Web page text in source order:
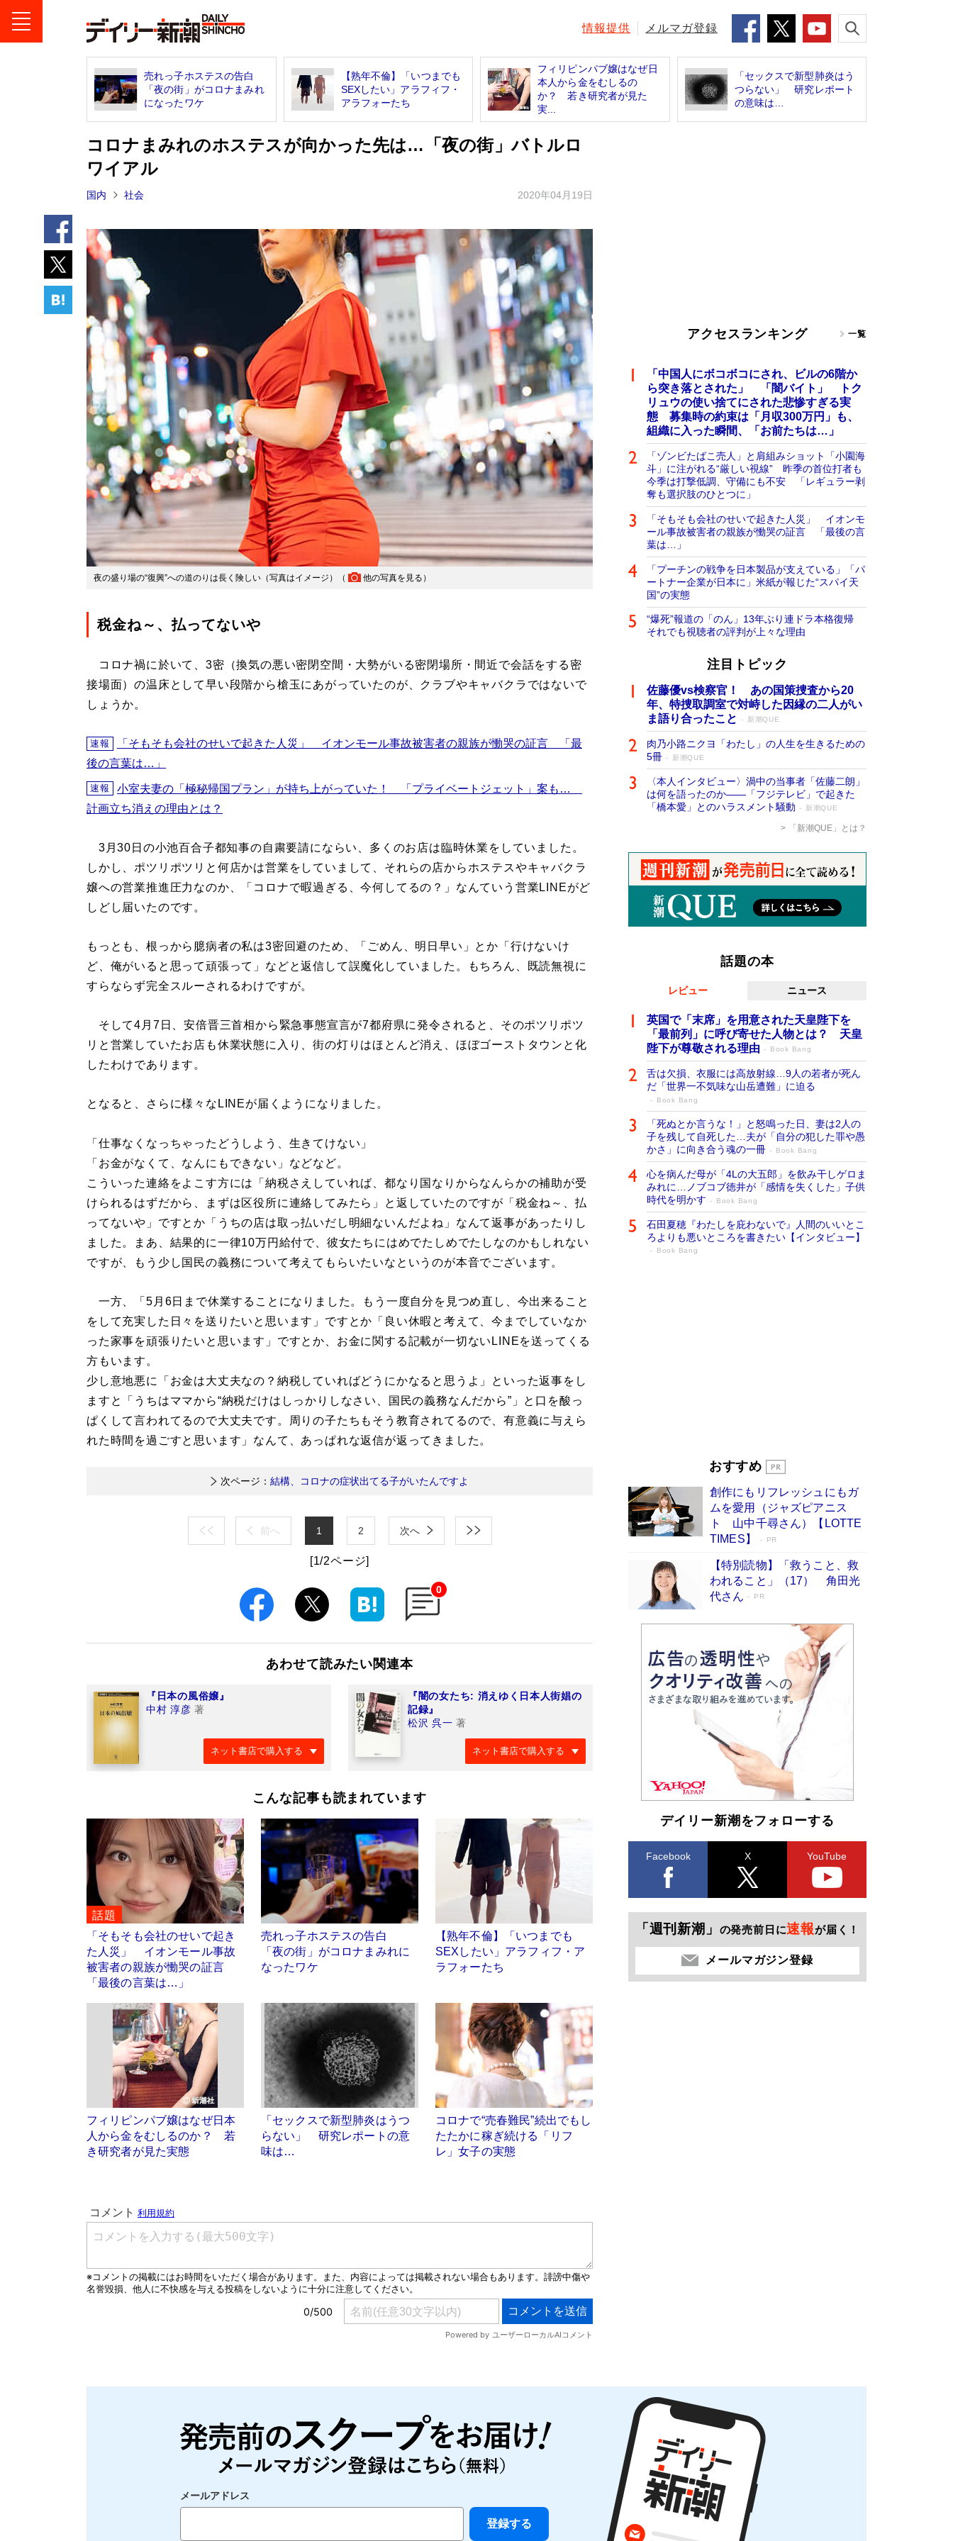
情報提供 メルマガ登録
売れっ子ホステスの告白
「夜の街」がコロナまみれ
になったワケ
【熟年不倫】「いつまでも
SEXしたい」アラフィフ・
アラフォーたち
フィリピンパブ嬢はなぜ日
本人から金をむしるの
か？ 若き研究者が見た
実...
「セックスで新型肺炎はう
つらない」 研究レポート
の意味は…
コロナまみれのホステスが向かった先は…「夜の街」バトルロ
ワイアル
国内 社会 2020年04月19日
夜の盛り場の“復興”への道のりは長く険しい（写真はイメージ）（ 他の写真を見る ）
税金ね～、払ってないや
コロナ禍に於いて、3密（換気の悪い密閉空間・大勢がいる密閉場所・間近で会話をする密
接場面）の温床として早い段階から槍玉にあがっていたのが、クラブやキャバクラではないで
しょうか。
速報
「そもそも会社のせいで起きた人災」 イオンモール事故被害者の親族が慟哭の証言 「最
後の言葉は…」
速報
小室夫妻の「極秘帰国プラン」が持ち上がっていた！ 「プライベートジェット」案も…
計画立ち消えの理由とは？
3月30日の小池百合子都知事の自粛要請にならい、多くのお店は臨時休業をしていました。
しかし、ポツリポツリと何店かは営業をしていまして、それらの店からホステスやキャバクラ
嬢への営業推進圧力なのか、「コロナで暇過ぎる、今何してるの？」なんていう営業LINEがど
しどし届いたのです。
もっとも、根っから臆病者の私は3密回避のため、「ごめん、明日早い」とか「行けないけ
ど、俺がいると思って頑張って」などと返信して誤魔化していました。もちろん、既読無視に
すらならず完全スルーされるわけですが。
そして4月7日、安倍晋三首相から緊急事態宣言が7都府県に発令されると、そのポツリポツ
リと営業していたお店も休業状態に入り、街の灯りはほとんど消え、ほぼゴーストタウンと化
したわけであります。
となると、さらに様々なLINEが届くようになりました。
「仕事なくなっちゃったどうしよう、生きてけない」
「お金がなくて、なんにもできない」などなど。
こういった連絡をよこす方には「納税さえしていれば、都なり国なりからなんらかの補助が受
けられるはずだから、まずは区役所に連絡してみたら」と返していたのですが「税金ね～、払
ってないや」ですとか「うちの店は取っ払いだし明細ないんだよね」なんて返事があったりし
ました。まあ、結果的に一律10万円給付で、彼女たちにはめでたしめでたしなのかもしれない
ですが、もう少し国民の義務について考えてもらいたいなというのが本音でございます。
一方、「5月6日まで休業することになりました。もう一度自分を見つめ直し、今出来ること
をして充実した日々を送りたいと思います」ですとか「良い休暇と考えて、今までしていなか
った家事を頑張りたいと思います」ですとか、お金に関する記載が一切ないLINEを送ってくる
方もいます。
少し意地悪に「お金は大丈夫なの？納税していればどうにかなると思うよ」といった返事をし
ますと「うちはママから“納税だけはしっかりしなさい、国民の義務なんだから”」と口を酸っ
ぱくして言われてるので大丈夫です。周りの子たちもそう教育されてるので、有意義に与えら
れた時間を過ごすと思います」なんて、あっぱれな返信が返ってきました。
次ページ： 結構、コロナの症状出てる子がいたんですよ
前へ 1 2 次へ
[1/2ページ]
0
あわせて読みたい関連本
『日本の風俗嬢』
中村 淳彦 著
ネット書店で購入する
『闇の女たち: 消えゆく日本人街娼の
記録』
松沢 呉一 著
ネット書店で購入する
こんな記事も読まれています
話題
「そもそも会社のせいで起き
た人災」 イオンモール事故
被害者の親族が慟哭の証言
「最後の言葉は…」
売れっ子ホステスの告白
「夜の街」がコロナまみれに
なったワケ
【熟年不倫】「いつまでも
SEXしたい」アラフィフ・ア
ラフォーたち
フィリピンパブ嬢はなぜ日本
人から金をむしるのか？ 若
き研究者が見た実態
「セックスで新型肺炎はうつ
らない」 研究レポートの意
味は…
コロナで“売春難民”続出でもし
たたかに稼ぎ続ける「リフ
レ」女子の実態
アクセスランキング 一覧
「中国人にボコボコにされ、ビルの6階か
ら突き落とされた」 「闇バイト」 トク
リュウの使い捨てにされた悲惨すぎる実
態 募集時の約束は「月収300万円」も、
組織に入った瞬間、「お前たちは…」
「ゾンビたばこ売人」と肩組みショット「小園海
斗」に注がれる“厳しい視線” 昨季の首位打者も
今季は打撃低調、守備にも不安 「レギュラー剥
奪も選択肢のひとつに」
「そもそも会社のせいで起きた人災」 イオンモ
ール事故被害者の親族が慟哭の証言 「最後の言
葉は…」
「プーチンの戦争を日本製品が支えている」「パ
ートナー企業が日本に」米紙が報じた“スパイ天
国”の実態
“爆死”報道の「のん」13年ぶり連ドラ本格復帰
それでも視聴者の評判が上々な理由
注目トピック
佐藤優vs検察官！ あの国策捜査から20
年、特捜取調室で対峙した因縁の二人がい
ま語り合ったこと
新潮QUE
肉乃小路ニクヨ「わたし」の人生を生きるための
5冊
新潮QUE
〈本人インタビュー〉渦中の当事者「佐藤二朗」
は何を語ったのか――「フジテレビ」で起きた
「橋本愛」とのハラスメント騒動
新潮QUE
「新潮QUE」とは？
話題の本
レビュー ニュース
英国で「末席」を用意された天皇陛下を
「最前列」に呼び寄せた人物とは？ 天皇
陛下が尊敬される理由
Book Bang
舌は欠損、衣服には高放射線…9人の若者が死ん
だ「世界一不気味な山岳遭難」に迫る
Book Bang
「死ぬとか言うな！」と怒鳴った日、妻は2人の
子を残して自死した…夫が「自分の犯した罪や愚
かさ」に向き合う魂の一冊
Book Bang
心を病んだ母が「4Lの大五郎」を飲み干しゲロま
みれに…ノブコブ徳井が「感情を失くした」子供
時代を明かす
Book Bang
石田夏穂『わたしを庇わないで』人間のいいとこ
ろよりも悪いところを書きたい【インタビュー】
Book Bang
開発への関心を押し上げた18年の物語に幕 特装
Book Bang
「不意に涙が出そうに…」高嶋政伸が明かし
た“13歳の娘を暴行する役”への葛藤 インティマ
シーコーディネーターに支えられたNHK『大奥』
おすすめ
創作にもリフレッシュにもガ
ムを愛用（ジャズピアニス
ト 山中千尋さん）【LOTTE
TIMES】
PR
【特別読物】「救うこと、救
われること」（17） 角田光
代さん
PR
デイリー新潮をフォローする
Facebook X YouTube
「週刊新潮」 の発売前日に速報が届く！
メールマガジン登録
メールアドレス